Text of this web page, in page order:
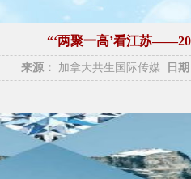
“‘两聚一高’看江苏
来源： 加拿大共生国际传媒 日期